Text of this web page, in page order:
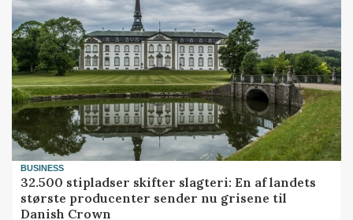
BUSINESS
32.500 stipladser skifter slagteri: En af landets
største producenter sender nu grisene til
Danish Crown